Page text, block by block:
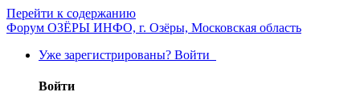
Перейти к содержанию
Форум ОЗЁРЫ ИНФО, г. Озёры, Московская область
Уже зарегистрированы? Войти
Войти